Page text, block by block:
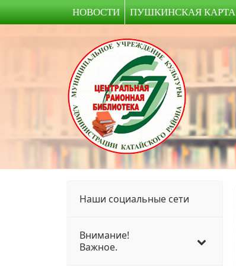
НОВОСТИ ПУШКИНСКАЯ КАРТА
Наши социальные сети
Внимание!
Важное.